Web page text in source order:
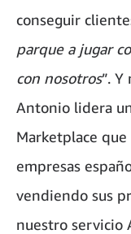
conseguir
parque a jugar
con nosotros”.
Antonio lidera
Marketplace
empresas
vendiendo sus
nuestro servicio